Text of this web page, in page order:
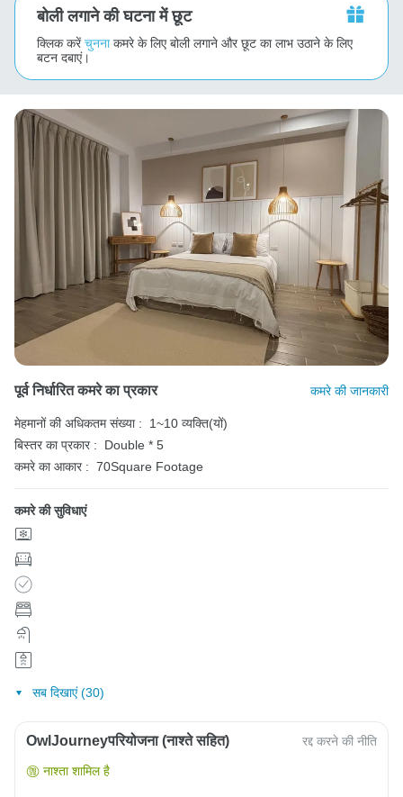
बोली लगाने की घटना में छूट
क्लिक करेंचुननाकमरे के लिए बोली लगाने और छूट का लाभ उठाने के लिए
बटन दबाएं।
पूर्व निर्धारित कमरे का प्रकार कमरे की जानकारी
मेहमानों की अधिकतम संख्या :
1~10 व्यक्ति(यों)
बिस्तर का प्रकार :
Double * 5
कमरे का आकार : 70Square Footage
कमरे की सुविधाएं
सब दिखाएं (30)
OwlJourneyपरियोजना (नाश्ते सहित) रद्द करने की नीति
नाश्ता शामिल है